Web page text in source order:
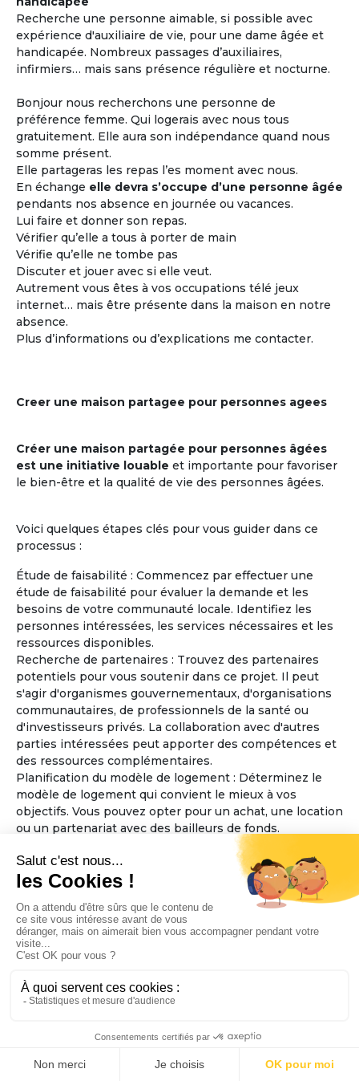
Recherche une personne aimable, si possible avec
expérience d'auxiliaire de vie, pour une dame âgée et
handicapée. Nombreux passages d’auxiliaires,
infirmiers… mais sans présence régulière et nocturne.
Bonjour nous recherchons une personne de
préférence femme. Qui logerais avec nous tous
gratuitement. Elle aura son indépendance quand nous
somme présent.
Elle partageras les repas l’es moment avec nous.
En échange elle devra s’occupe d’une personne âgée
pendants nos absence en journée ou vacances.
Lui faire et donner son repas.
Vérifier qu’elle a tous à porter de main
Vérifie qu’elle ne tombe pas
Discuter et jouer avec si elle veut.
Autrement vous êtes à vos occupations télé jeux
internet… mais être présente dans la maison en notre
absence.
Plus d’informations ou d’explications me contacter.
Creer une maison partagee pour personnes agees
Créer une maison partagée pour personnes âgées
est une initiative louable et importante pour favoriser
le bien-être et la qualité de vie des personnes âgées.
Voici quelques étapes clés pour vous guider dans ce
processus :
Étude de faisabilité : Commencez par effectuer une
étude de faisabilité pour évaluer la demande et les
besoins de votre communauté locale. Identifiez les
personnes intéressées, les services nécessaires et les
ressources disponibles.
Recherche de partenaires : Trouvez des partenaires
potentiels pour vous soutenir dans ce projet. Il peut
s'agir d'organismes gouvernementaux, d'organisations
communautaires, de professionnels de la santé ou
d'investisseurs privés. La collaboration avec d'autres
parties intéressées peut apporter des compétences et
des ressources complémentaires.
Planification du modèle de logement : Déterminez le
modèle de logement qui convient le mieux à vos
objectifs. Vous pouvez opter pour un achat, une location
ou un partenariat avec des bailleurs de fonds.
Considérez également la taille et l'aménagement des
espaces communs et des logements individuels, en
veillant à ce qu'ils soient accessibles aux personnes
Élaboration des règles de fonctionnement : Définissez
les règles de fonctionnement de la maison partagée,
telles que les responsabilités financières, les tâches
ménagères, la prise de décisions collectives et les
politiques d'admission. Assurez-vous que ces règles
favorisent l'inclusion, le respect mutuel et la sécurité
Sélection de l'emplacement : Trouvez un emplacement
de l'accessibilité aux services essentiels tels que les